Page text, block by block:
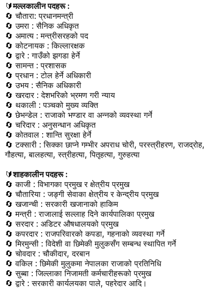
🔰मल्लकालीन पदहरू :
🔄 चौतारा:प्रधानमन्त्री
🔄 उमरा : सैनिक अधिकृत
🔄 अमात्य : मन्त्रीसरहको पद
🔄 कोटनायक : किल्लारक्षक
🔄 द्वारे : गाउँको झगडा हेर्ने
🔄 सामन्त : प्रशासक
🔄 प्रधान : टोल हेर्ने अधिकारी
🔄 उभय : सैनिक अधिकारी
🔄 खरदार : देशभरिको भ्रमण गरी न्याय
🔄 थकाली : पञ्चको मुख्य व्यक्ति
🔄 छेभन्डेल : राजाको भण्डार वा अन्नको व्यवस्था गर्ने
🔄 चरिदार : अनुसन्धान अधिकृत
🔄 कोतवाल : शान्ति सुरक्षा हेर्ने
🔄 टक्सारी : सिक्का छाप्ने गम्भीर अपराध चोरी,परस्त्रीहरण,राजद्रोह,
गौहत्या,बालहत्या,स्त्रीहत्या,पितृहत्या,गुरुहत्या
🔰शाहकालीन पदहरू :
🔄 काजी : विभागका प्रमुख र क्षेत्रीय प्रमुख
🔄 चौतारिया : जङ्गी सेवाका क्षेत्रीय र केन्द्रीय प्रमुख
🔄 खजान्ची : सरकारी खजानाको हाकिम
🔄 मन्त्री : राजालाई सल्लाह दिने कार्यपालिका प्रमुख
🔄 सरदार : अडिटर औषधालयको प्रमुख
🔄 कपरदार : राजपरिवारको कपडा,गहनाको व्यवस्था गर्ने
🔄 मिरमुन्सी : विदेशी वा छिमेकी मुलुकसँग सम्बन्ध स्थापित गर्ने
🔄 चोवदार : चौकीदार,दरबान
🔄 वकिल : छिमेकी मुलुकमा नेपालका राजाको प्रतिनिधि
🔄 सुब्बा : जिल्लाका निजामती कर्मचारीहरूको प्रमुख
🔄 द्वारे : सरकारी कार्यलयका पाले,पहरेदार आदि।